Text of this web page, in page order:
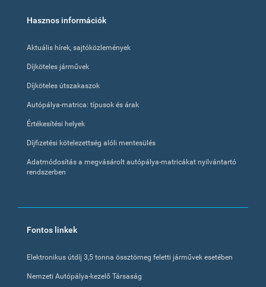
Footer
Hasznos információk
Aktuális hírek, sajtóközlemények
Díjköteles járművek
Díjköteles útszakaszok
Autópálya-matrica: típusok és árak
Értékesítési helyek
Díjfizetési kötelezettség alóli mentesülés
Adatmódosítás a megvásárolt autópálya-matricákat nyilvántartó
rendszerben
Fontos linkek
Elektronikus útdíj 3,5 tonna össztömeg feletti járművek esetében
Nemzeti Autópálya-kezelő Társaság